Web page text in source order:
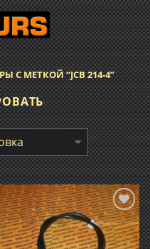
С МЕТКОЙ “JCB 214-4”
Добавить
в список
желаний